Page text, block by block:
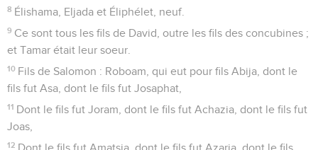
8 Élishama, Eljada et Éliphélet, neuf.
9 Ce sont tous les fils de David, outre les fils des concubines ;
et Tamar était leur soeur.
10 Fils de Salomon : Roboam, qui eut pour fils Abija, dont le
fils fut Asa, dont le fils fut Josaphat,
11 Dont le fils fut Joram, dont le fils fut Achazia, dont le fils fut
Joas,
12 Dont le fils fut Amatsia, dont le fils fut Azaria, dont le fils